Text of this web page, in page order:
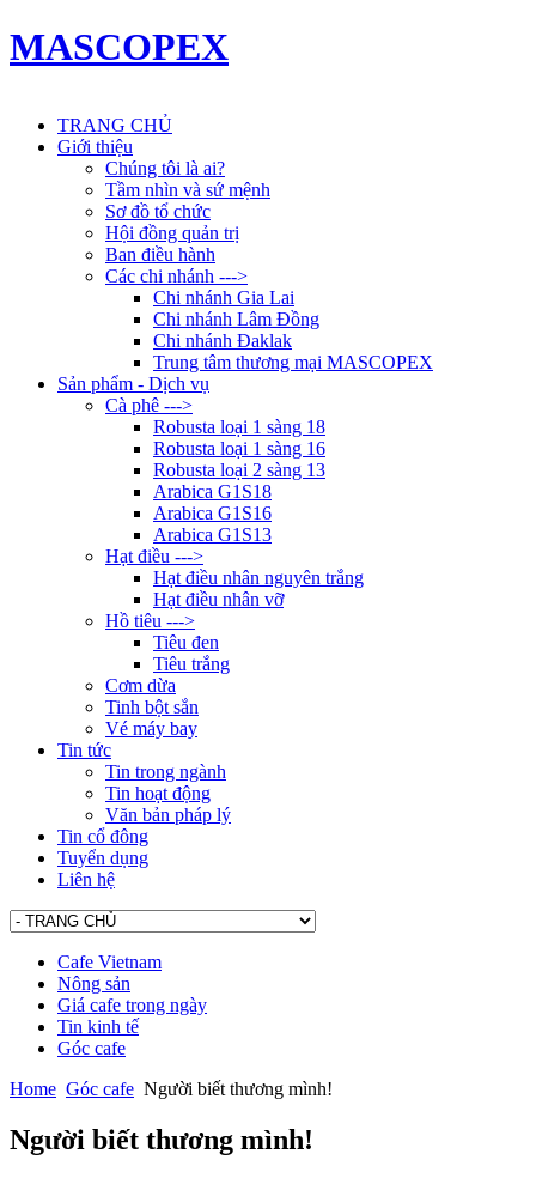
MASCOPEX
TRANG CHỦ
Giới thiệu
Chúng tôi là ai?
Tầm nhìn và sứ mệnh
Sơ đồ tổ chức
Hội đồng quản trị
Ban điều hành
Các chi nhánh --->
Chi nhánh Gia Lai
Chi nhánh Lâm Đồng
Chi nhánh Đaklak
Trung tâm thương mại MASCOPEX
Sản phẩm - Dịch vụ
Cà phê --->
Robusta loại 1 sàng 18
Robusta loại 1 sàng 16
Robusta loại 2 sàng 13
Arabica G1S18
Arabica G1S16
Arabica G1S13
Hạt điều --->
Hạt điều nhân nguyên trắng
Hạt điều nhân vỡ
Hồ tiêu --->
Tiêu đen
Tiêu trắng
Cơm dừa
Tinh bột sắn
Vé máy bay
Tin tức
Tin trong ngành
Tin hoạt động
Văn bản pháp lý
Tin cổ đông
Tuyển dụng
Liên hệ
Cafe Vietnam
Nông sản
Giá cafe trong ngày
Tin kinh tế
Góc cafe
Home Góc cafe Người biết thương mình!
Người biết thương mình!